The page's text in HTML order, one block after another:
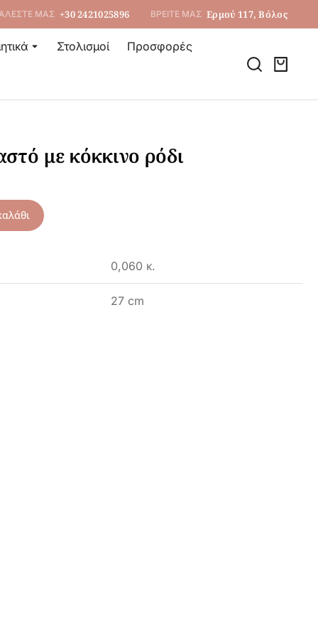
ΜΑΣ +30 2421025896 ΒΡΕΙΤΕ ΜΑΣ Ερμού 117, Βόλος
Στολισμοί Προσφορές
με κόκκινο ρόδι
0,060 κ.
27 cm